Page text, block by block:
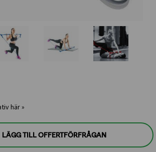
Se leveransalternativ här »
LÄGG TILL OFFERTFÖRFRÅGAN